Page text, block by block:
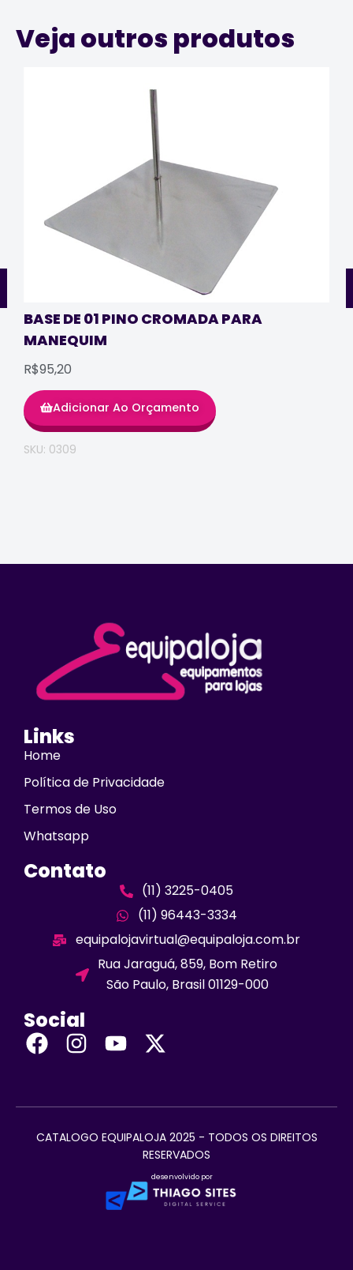
Veja outros produtos
BASE DE 01 PINO CROMADA PARA
MANEQUIM
R$95,20
Adicionar Ao Orçamento
SKU: 0309
Links
Home
Política de Privacidade
Termos de Uso
Whatsapp
Contato
(11) 3225-0405
(11) 96443-3334
equipalojavirtual@equipaloja.com.br
Rua Jaraguá, 859, Bom Retiro
São Paulo, Brasil 01129-000
Social
CATALOGO EQUIPALOJA 2025 - TODOS OS DIREITOS
RESERVADOS
desenvolvido por